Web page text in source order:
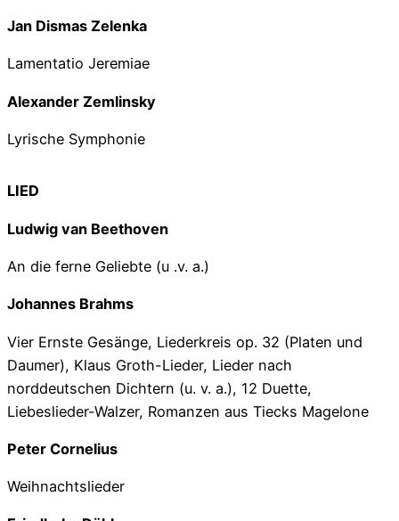
Jan Dismas Zelenka
Lamentatio Jeremiae
Alexander Zemlinsky
Lyrische Symphonie
LIED
Ludwig van Beethoven
An die ferne Geliebte (u .v. a.)
Johannes Brahms
Vier Ernste Gesänge, Liederkreis op. 32 (Platen und
Daumer), Klaus Groth-Lieder, Lieder nach
norddeutschen Dichtern (u. v. a.), 12 Duette,
Liebeslieder-Walzer, Romanzen aus Tiecks Magelone
Peter Cornelius
Weihnachtslieder